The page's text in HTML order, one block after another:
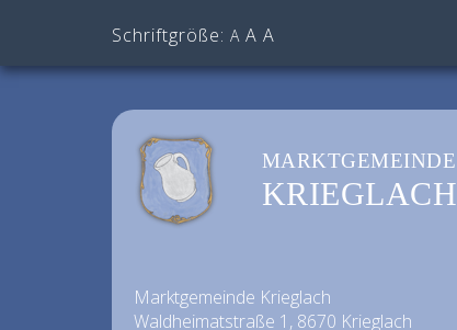
Schriftgröße: A A A
MARKTGEMEINDE
KRIEGLACH
Marktgemeinde Krieglach
Waldheimatstraße 1, 8670 Krieglach